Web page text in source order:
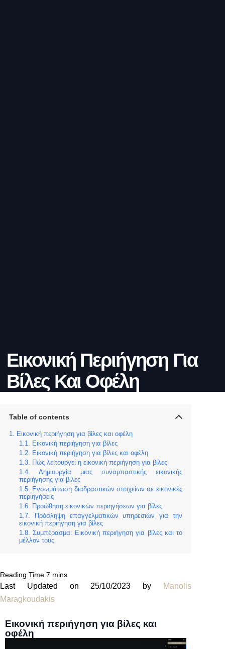
Εικονική Περιήγηση Για
Βίλες Και Οφέλη
Table of contents
Εικονική περιήγηση για βίλες και οφέλη
Εικονική περιήγηση για βίλες
Εικονική περιήγηση για βίλες και οφέλη
Πώς λειτουργεί η εικονική περιήγηση για βίλες
Δημιουργία μιας συναρπαστικής εικονικής
περιήγησης για βίλες
Ενσωμάτωση διαδραστικών στοιχείων σε εικονικές
περιηγήσεις
Προώθηση εικονικών περιηγήσεων για βίλες
Πρόσληψη επαγγελματικών υπηρεσιών για την
εικονική περιήγηση για βίλες
Συμπέρασμα: Εικονική περιήγηση για βίλες και το
μέλλον τους
Last Updated on 25/10/2023 by
Manolis
Maragkoudakis
Εικονική περιήγηση για βίλες και
οφέλη